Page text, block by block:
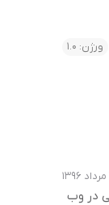
ورژن: 1.0
در وب‌